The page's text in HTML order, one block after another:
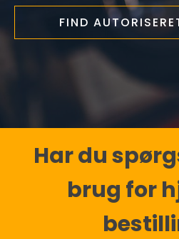
FIND
Har du
brug for